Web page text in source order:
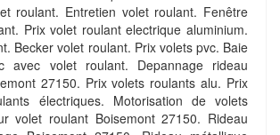
roulant. Entretien volet roulant. Fenêtre
Prix volet roulant electrique aluminium.
Becker volet roulant. Prix volets pvc. Baie
avec volet roulant. Depannage rideau
27150. Prix volets roulants alu. Prix
électriques. Motorisation de volets
volet roulant Boisemont 27150. Rideau